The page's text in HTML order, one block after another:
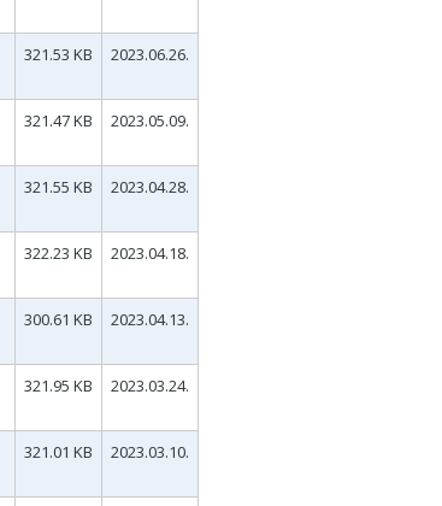
321.53 KB 2023.06.26.
321.47 KB 2023.05.09.
321.55 KB 2023.04.28.
322.23 KB 2023.04.18.
300.61 KB 2023.04.13.
321.95 KB 2023.03.24.
321.01 KB 2023.03.10.